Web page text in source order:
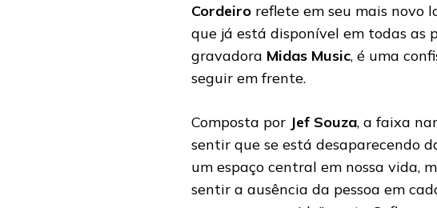
Cordeiro reflete em seu mais novo
que já está disponível em todas as
gravadora Midas Music, é uma
seguir em frente.
Composta por Jef Souza, a faixa
sentir que se está desaparecendo
um espaço central em nossa vida,
sentir a ausência da pessoa em